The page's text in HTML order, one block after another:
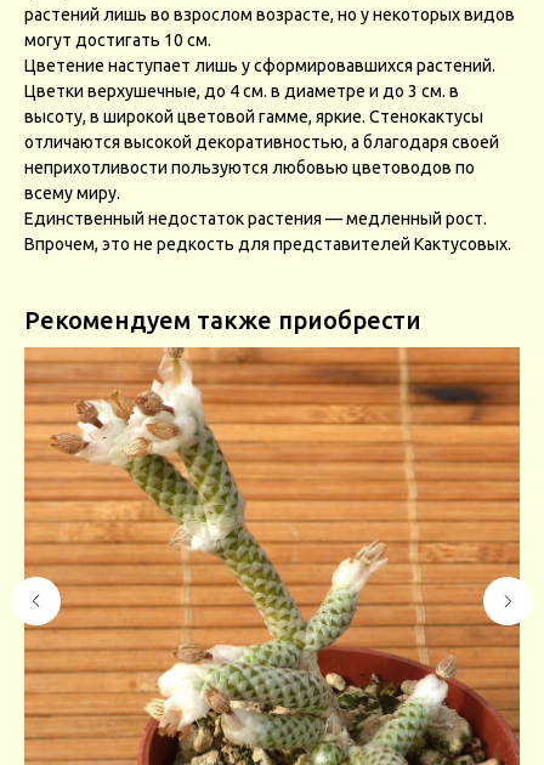
растений лишь во взрослом возрасте, но у некоторых видов
могут достигать 10 см.
Цветение наступает лишь у сформировавшихся растений.
Цветки верхушечные, до 4 см. в диаметре и до 3 см. в
высоту, в широкой цветовой гамме, яркие. Стенокактусы
отличаются высокой декоративностью, а благодаря своей
неприхотливости пользуются любовью цветоводов по
всему миру.
Единственный недостаток растения — медленный рост.
Впрочем, это не редкость для представителей Кактусовых.
Рекомендуем также приобрести